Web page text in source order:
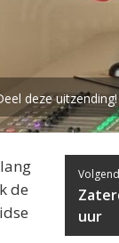
deze
de
uur